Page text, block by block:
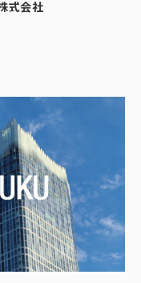
式会社